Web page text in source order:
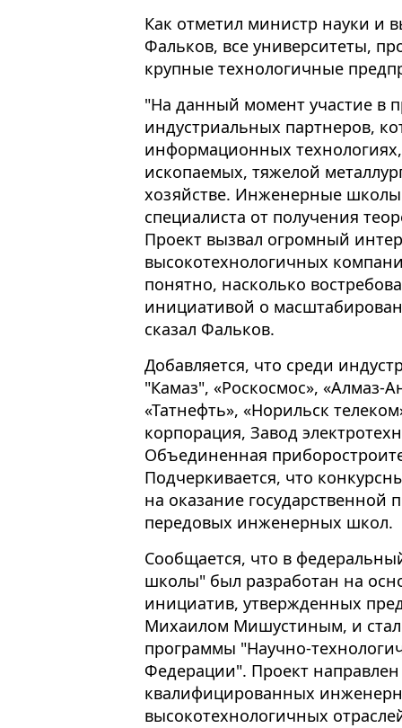
Как отметил министр науки и
Фальков, все университеты,
крупные технологичные
"На данный момент участие в
индустриальных партнеров,
информационных
ископаемых, тяжелой
хозяйстве. Инженерные школы
специалиста от получения
Проект вызвал огромный
высокотехнологичных
понятно, насколько
инициативой о
сказал Фальков.
Добавляется, что среди
"Камаз", «Роскосмос», «Алмаз-
«Татнефть», «Норильск
корпорация, Завод
Объединенная
Подчеркивается, что
на оказание государственной
передовых инженерных школ.
Сообщается, что в
школы" был разработан на
инициатив, утвержденных
Михаилом Мишустиным, и стал
программы "Научно-
Федерации". Проект направлен
квалифицированных
высокотехнологичных